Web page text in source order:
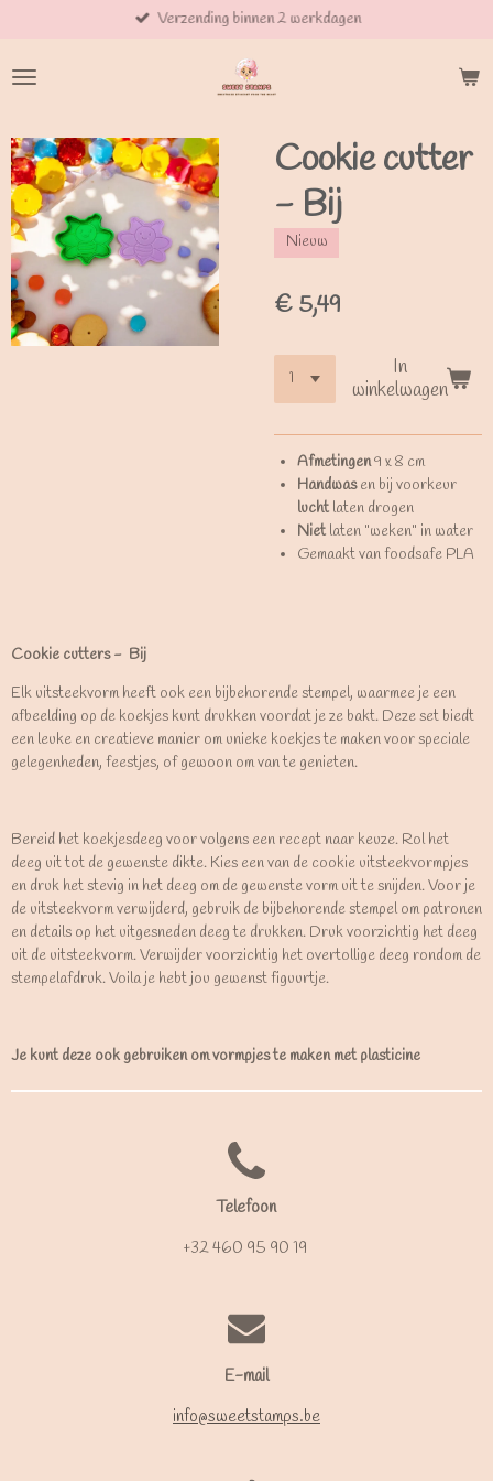
naar
de
Verzending binnen 2 werkdagen
Cookie cutter
- Bij
Nieuw
€ 5,49
In
winkelwagen
Afmetingen9 x 8 cm
Handwasen bij voorkeur
lucht laten drogen
Niet laten "weken" in water
Gemaakt van foodsafe PLA
Cookie cutters - Bij
Elk uitsteekvorm heeft ook een bijbehorende stempel, waarmee je een
afbeelding op de koekjes kunt drukken voordat je ze bakt. Deze set biedt
een leuke en creatieve manier om unieke koekjes te maken voor speciale
gelegenheden, feestjes, of gewoon om van te genieten.
Bereid het koekjesdeeg voor volgens een recept naar keuze. Rol het
deeg uit tot de gewenste dikte. Kies een van de cookie uitsteekvormpjes
en druk het stevig in het deeg om de gewenste vorm uit te snijden. Voor je
de uitsteekvorm verwijderd, gebruik de bijbehorende stempel om patronen
en details op het uitgesneden deeg te drukken. Druk voorzichtig het deeg
uit de uitsteekvorm. Verwijder voorzichtig het overtollige deeg rondom de
stempelafdruk. Voila je hebt jou gewenst figuurtje.
Je kunt deze ook gebruiken om vormpjes te maken met plasticine
Telefoon
+32 460 95 90 19
E-mail
info@sweetstamps.be